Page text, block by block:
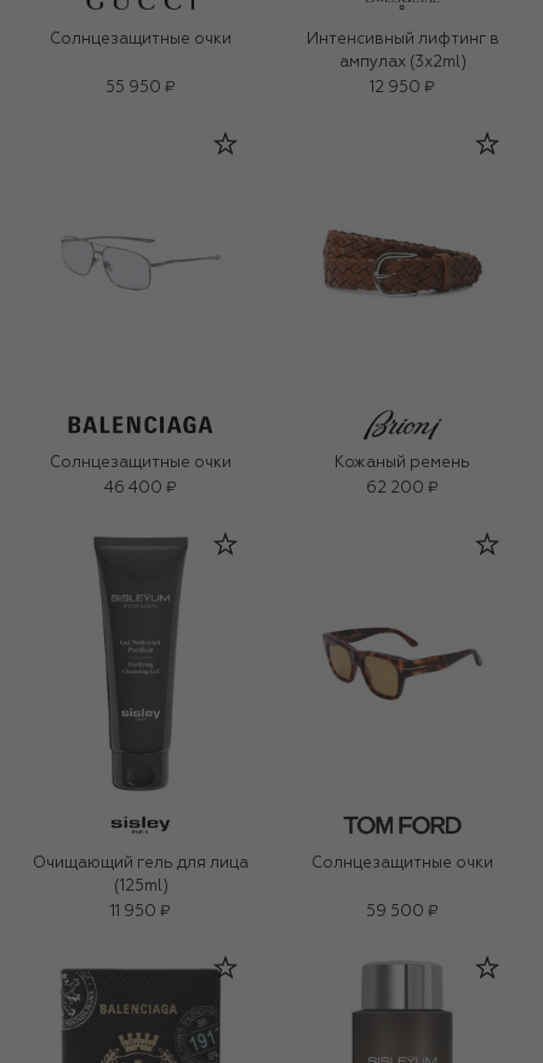
Солнцезащитные очки
55 950 ₽
Интенсивный лифтинг в
ампулах (3x2ml)
12 950 ₽
Солнцезащитные очки
46 400 ₽
Кожаный ремень
62 200 ₽
Очищающий гель для лица
(125ml)
11 950 ₽
Солнцезащитные очки
59 500 ₽